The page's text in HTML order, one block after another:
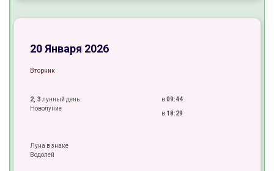
-
±
20 Января 2026
Вторник
2, 3 лунный день
Новолуние
в09:44
в 18:29
Луна в знаке
Водолей